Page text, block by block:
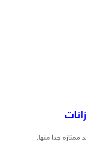
ممتازه جدا منها.